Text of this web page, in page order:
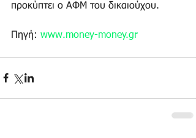
προκύπτει ο ΑΦΜ του δικαιούχου.
Πηγή: www.money-money.gr